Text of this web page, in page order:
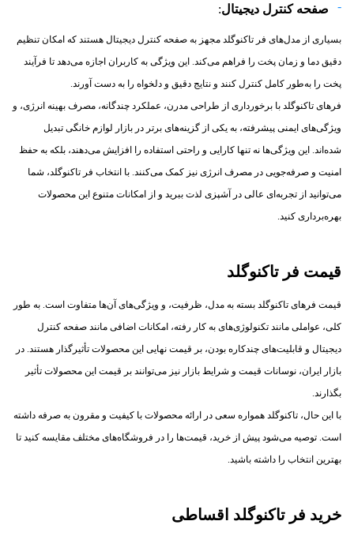
صفحه کنترل دیجیتال:
بسیاری از مدل‌های فر تاکنوگلد مجهز به صفحه کنترل دیجیتال هستند که امکان تنظیم
دقیق دما و زمان پخت را فراهم می‌کند. این ویژگی به کاربران اجازه می‌دهد تا فرآیند
پخت را به‌طور کامل کنترل کنند و نتایج دقیق و دلخواه را به دست آورند.
فرهای تاکنوگلد با برخورداری از طراحی مدرن، عملکرد چندگانه، مصرف بهینه انرژی، و
ویژگی‌های ایمنی پیشرفته، به یکی از گزینه‌های برتر در بازار لوازم خانگی تبدیل
شده‌اند. این ویژگی‌ها نه تنها کارایی و راحتی استفاده را افزایش می‌دهند، بلکه به حفظ
امنیت و صرفه‌جویی در مصرف انرژی نیز کمک می‌کنند. با انتخاب فر تاکنوگلد، شما
می‌توانید از تجربه‌ای عالی در آشپزی لذت ببرید و از امکانات متنوع این محصولات
بهره‌برداری کنید.
قیمت فر تاکنوگلد
قیمت فرهای تاکنوگلد بسته به مدل، ظرفیت، و ویژگی‌های آن‌ها متفاوت است. به طور
کلی، عواملی مانند تکنولوژی‌های به کار رفته، امکانات اضافی مانند صفحه کنترل
دیجیتال و قابلیت‌های چندکاره بودن، بر قیمت نهایی این محصولات تأثیرگذار هستند. در
بازار ایران، نوسانات قیمت و شرایط بازار نیز می‌توانند بر قیمت این محصولات تأثیر
بگذارند.
با این حال، تاکنوگلد همواره سعی در ارائه محصولات با کیفیت و مقرون به صرفه داشته
است. توصیه می‌شود پیش از خرید، قیمت‌ها را در فروشگاه‌های مختلف مقایسه کنید تا
بهترین انتخاب را داشته باشید.
خرید فر تاکنوگلد اقساطی